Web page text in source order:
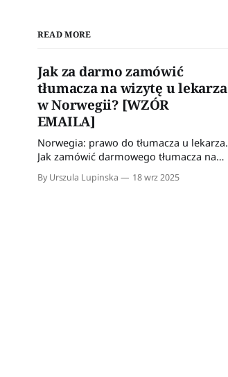
READ MORE
Jak za darmo zamówić
tłumacza na wizytę u lekarza
w Norwegii? [WZÓR
EMAILA]
Norwegia: prawo do tłumacza u lekarza.
Jak zamówić darmowego tłumacza na
do wykorzystania w kontakcie z
By Urszula Lupinska 18 wrz 2025